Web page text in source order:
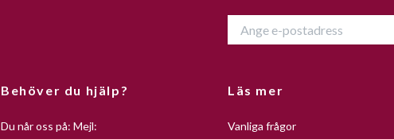
Behöver du hjälp?
Du når oss på: Mejl:
Läs mer
Vanliga frågor